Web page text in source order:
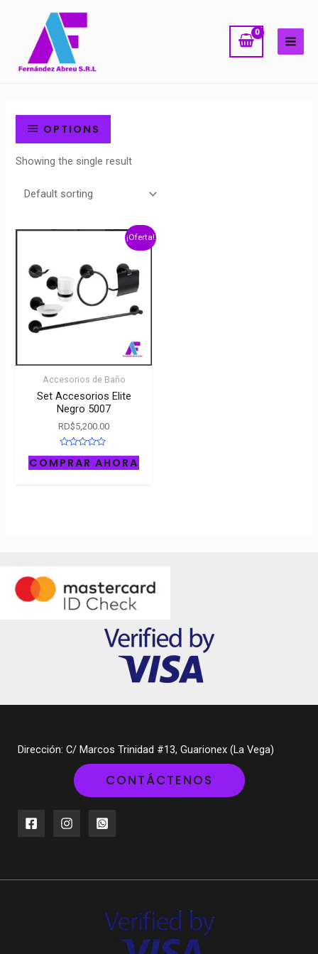
contenido
OPTIONS
Showing the single result
¡Oferta!
Accesorios de Baño
Set Accesorios Elite
Negro 5007
RD$5,200.00
Rated
0
out
COMPRAR AHORA
Dirección: C/ Marcos Trinidad #13, Guarionex (La Vega)
CONTÁCTENOS